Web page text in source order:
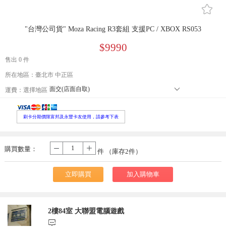
󰄔
"台灣公司貨" Moza Racing R3套組 支援PC / XBOX RS053
$9990
售出 0 件
所在地區：臺北市 中正區
運費： 選擇地區 面交(店面自取) 󰄘
郵寄小包裹
外島郵寄宅配
便利店取貨 寄送尺寸長寬高105cm以內，最長邊45cm以內、重量5
刷卡分期價限富邦及永豐卡友使用，請參考下表
購買數量：
- 件 （庫存2件）
立即購買 加入購物車
2樓84室 大聯盟電腦遊戲
󰃨